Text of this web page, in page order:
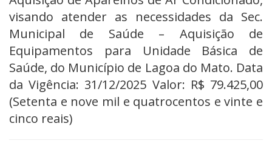
visando atender as necessidades da Sec.
Municipal de Saúde – Aquisição de
Equipamentos para Unidade Básica de
Saúde, do Município de Lagoa do Mato. Data
da Vigência: 31/12/2025 Valor: R$ 79.425,00
(Setenta e nove mil e quatrocentos e vinte e
cinco reais)